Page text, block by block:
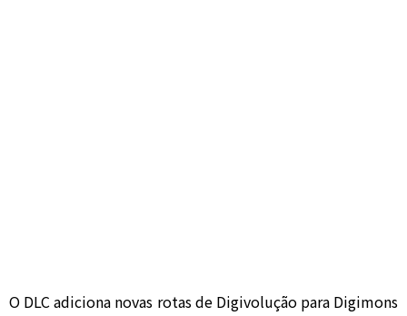
O DLC adiciona novas rotas de Digivolução para Digimons